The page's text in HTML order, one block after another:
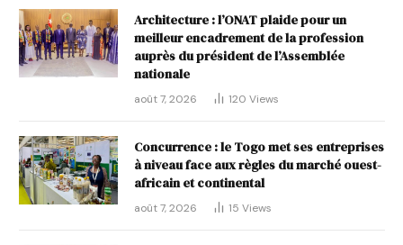
Architecture : l’ONAT plaide pour un
meilleur encadrement de la profession
auprès du président de l’Assemblée
nationale
août 7, 2026 120 Views
Concurrence : le Togo met ses entreprises
à niveau face aux règles du marché ouest-
africain et continental
août 7, 2026 15 Views